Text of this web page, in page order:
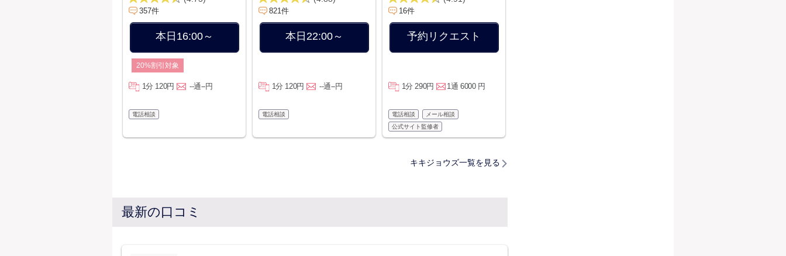
357件
本日16:00～
20%割引対象
1分 120円 --通--円
電話相談
821件
本日22:00～
1分 120円 --通--円
電話相談
16件
予約リクエスト
1分 290円 1通 6000 円
電話相談
メール相談
公式サイト監修者
キキジョウズ一覧を見る
最新の口コミ